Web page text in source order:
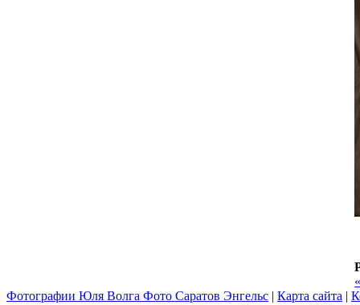
Фотографии Юля Волга Фото Саратов Энгельс | Карта сайта |